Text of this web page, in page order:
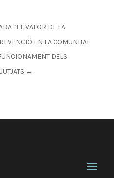
“EL VALOR DE LA
EN LA COMUNITAT
DELS
→